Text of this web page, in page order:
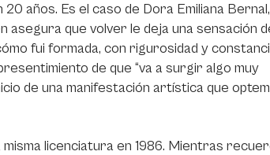
años. Es el caso de Dora Emiliana Bernal,
que volver le deja una sensación
fui formada, con rigurosidad y
de que “va a surgir algo muy
de una manifestación artística que
licenciatura en 1986. Mientras